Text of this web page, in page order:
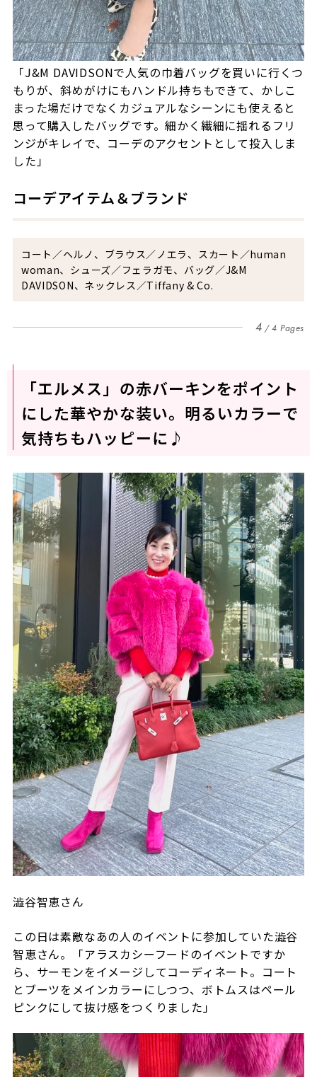
「J&M DAVIDSONで人気の巾着バッグを買いに行くつ
もりが、斜めがけにもハンドル持ちもできて、かしこ
まった場だけでなくカジュアルなシーンにも使えると
思って購入したバッグです。細かく繊細に揺れるフリ
ンジがキレイで、コーデのアクセントとして投入しま
した」
コーデアイテム＆ブランド
コート／ヘルノ、ブラウス／ノエラ、スカート／human
woman、シューズ／フェラガモ、バッグ／J&M
DAVIDSON、ネックレス／Tiffany & Co.
4 4 Pages
「エルメス」の赤バーキンをポイント
にした華やかな装い。明るいカラーで
気持ちもハッピーに♪
澁谷智恵さん
この日は素敵なあの人のイベントに参加していた澁谷
智恵さん。「アラスカシーフードのイベントですか
ら、サーモンをイメージしてコーディネート。コート
とブーツをメインカラーにしつつ、ボトムスはペール
ピンクにして抜け感をつくりました」